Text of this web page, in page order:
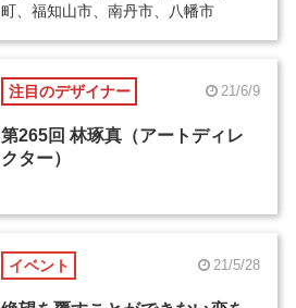
町、福知山市、南丹市、八幡市
注目のデザイナー 21/6/9
第265回 林琢真（アートディレ
クター）
イベント 21/5/28